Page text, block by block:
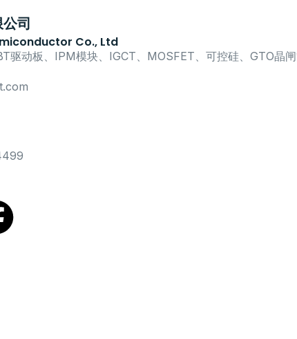
司
Co., Ltd
驱动板、IPM模块、IGCT、MOSFET、可控硅、GTO晶